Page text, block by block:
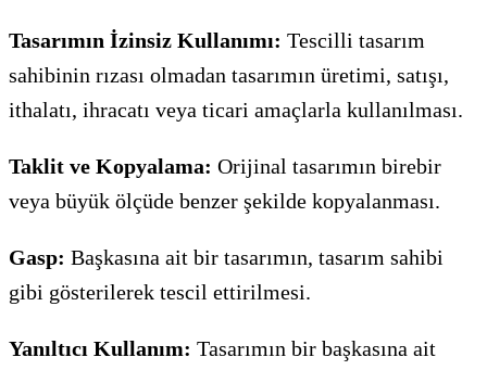
Tasarımın İzinsiz Kullanımı: Tescilli tasarım
sahibinin rızası olmadan tasarımın üretimi, satışı,
ithalatı, ihracatı veya ticari amaçlarla kullanılması.
Taklit ve Kopyalama: Orijinal tasarımın birebir
veya büyük ölçüde benzer şekilde kopyalanması.
Gasp: Başkasına ait bir tasarımın, tasarım sahibi
gibi gösterilerek tescil ettirilmesi.
Yanıltıcı Kullanım: Tasarımın bir başkasına ait